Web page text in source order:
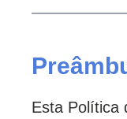
Esta Política